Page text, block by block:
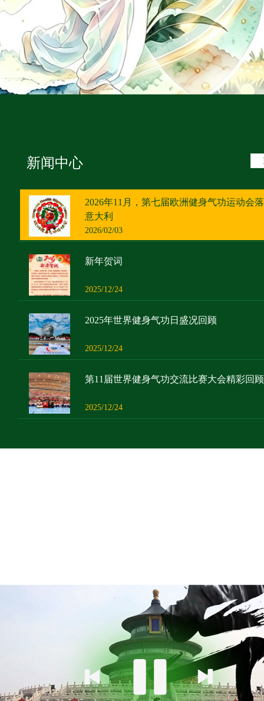
新闻中心
2026年11月，第七届欧洲健身气功运动会
意大利
2026/02/03
新年贺词
2025/12/24
2025年世界健身气功日盛况回顾
2025/12/24
第11届世界健身气功交流比赛大会精彩回顾
2025/12/24